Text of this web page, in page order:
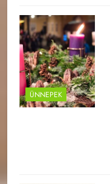
ÜNNEPEK